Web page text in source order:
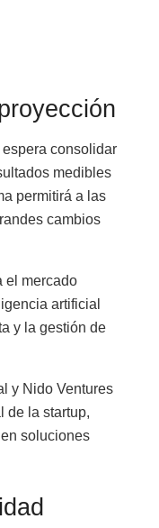
consolidar
medibles
permitirá a las
cambios
el mercado
artificial
y la gestión de
y Nido Ventures
de la startup,
soluciones